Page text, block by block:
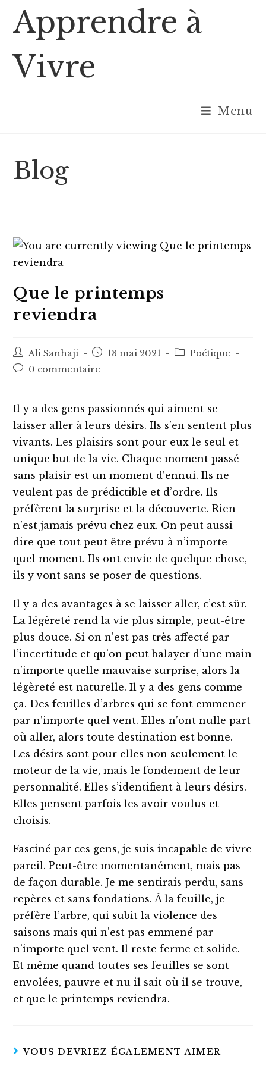
content
Apprendre à
Vivre
Menu
Blog
Que le printemps
reviendra
Auteur/autrice
de
Ali Sanhaji
Post13 mai 2021
PostPoétique
Post0 commentaire
Il y a des gens passionnés qui aiment se
laisser aller à leurs désirs. Ils s’en sentent plus
vivants. Les plaisirs sont pour eux le seul et
unique but de la vie. Chaque moment passé
sans plaisir est un moment d’ennui. Ils ne
veulent pas de prédictible et d’ordre. Ils
préfèrent la surprise et la découverte. Rien
n’est jamais prévu chez eux. On peut aussi
dire que tout peut être prévu à n’importe
quel moment. Ils ont envie de quelque chose,
ils y vont sans se poser de questions.
Il y a des avantages à se laisser aller, c’est sûr.
La légèreté rend la vie plus simple, peut-être
plus douce. Si on n’est pas très affecté par
l’incertitude et qu’on peut balayer d’une main
n’importe quelle mauvaise surprise, alors la
légèreté est naturelle. Il y a des gens comme
ça. Des feuilles d’arbres qui se font emmener
par n’importe quel vent. Elles n’ont nulle part
où aller, alors toute destination est bonne.
Les désirs sont pour elles non seulement le
moteur de la vie, mais le fondement de leur
personnalité. Elles s’identifient à leurs désirs.
Elles pensent parfois les avoir voulus et
choisis.
Fasciné par ces gens, je suis incapable de vivre
pareil. Peut-être momentanément, mais pas
de façon durable. Je me sentirais perdu, sans
repères et sans fondations. À la feuille, je
préfère l’arbre, qui subit la violence des
saisons mais qui n’est pas emmené par
n’importe quel vent. Il reste ferme et solide.
Et même quand toutes ses feuilles se sont
envolées, pauvre et nu il sait où il se trouve,
et que le printemps reviendra.
VOUS DEVRIEZ ÉGALEMENT AIMER